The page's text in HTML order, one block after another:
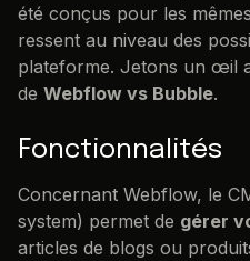
été conçus pour les
ressent au niveau des
plateforme. Jetons un œil
de Webflow vs Bubble.
Fonctionnalités
Concernant Webflow, le
system) permet de gérer
articles de blogs ou